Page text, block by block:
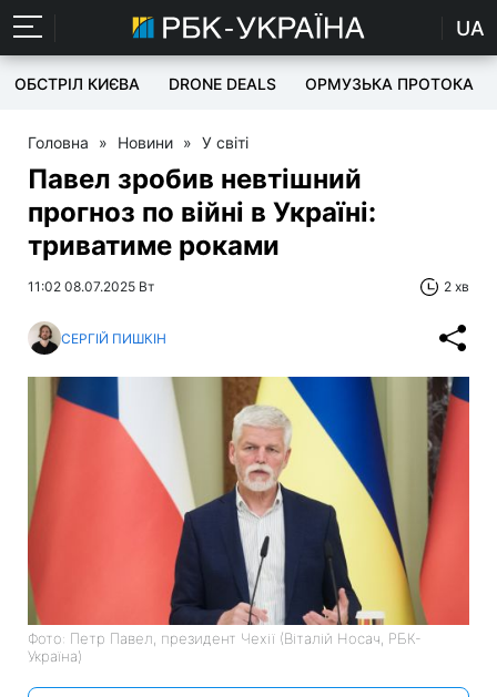
UA
ОБСТРІЛ КИЄВА DRONE DEALS ОРМУЗЬКА ПРОТОКА
Головна » Новини » У світі
Павел зробив невтішний
прогноз по війні в Україні:
триватиме роками
11:02 08.07.2025 Вт 2 хв
СЕРГІЙ ПИШКІН
Фото: Петр Павел, президент Чехії (Віталій Носач, РБК-
Україна)